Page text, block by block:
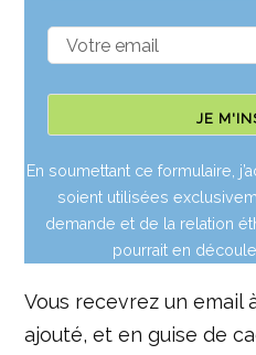
En soumettant ce formulaire,
soient utilisées
demande et de la relation
pourrait en
Vous recevrez un email
ajouté, et en guise de